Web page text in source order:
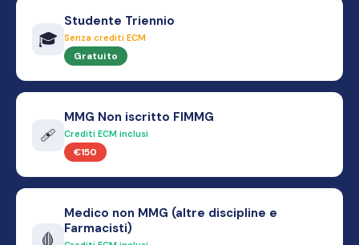
🎓
Studente Triennio
Senza crediti ECM
Gratuito
🩹
MMG Non iscritto FIMMG
Crediti ECM inclusi
€150
🩸
Medico non MMG (altre discipline e
Farmacisti)